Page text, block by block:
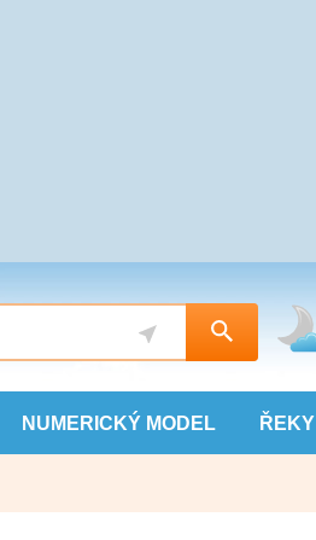
NUMERICKÝ MODEL ŘEKY